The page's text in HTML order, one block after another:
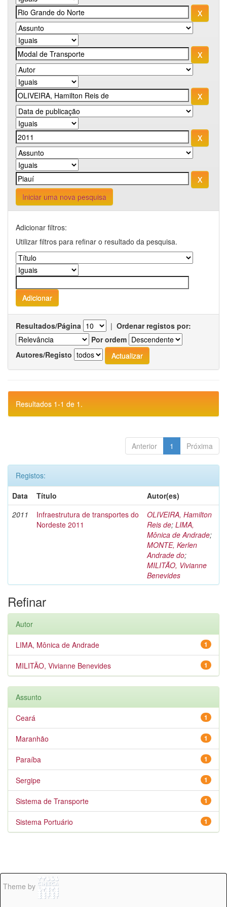
Iniciar uma nova pesquisa
Adicionar filtros:
Utilizar filtros para refinar o resultado da pesquisa.
Resultados/Página | Ordenar registos por:
Por ordem
Autores/Registo
Resultados 1-1 de 1.
Anterior 1 Próxima
Registos:
Data
Título
Autor(es)
2011
Infraestrutura de transportes do
Nordeste 2011
OLIVEIRA, Hamilton
Reis de; LIMA,
Mônica de Andrade;
MONTE, Kerlen
Andrade do;
MILITÃO, Vivianne
Benevides
Refinar
Autor
1
LIMA, Mônica de Andrade
1
MILITÃO, Vivianne Benevides
Assunto
1
Ceará
1
Maranhão
1
Paraíba
1
Sergipe
1
Sistema de Transporte
1
Sistema Portuário
Theme by